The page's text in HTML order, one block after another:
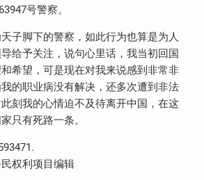
号警察。
子脚下的警察，如此行为也算是为人
给予关注，说句心里话，我当初回国
希望，可是现在对我来说感到非常非
的职业病没有解决，还多次遭到非法
刻我的心情迫不及待离开中国，在这
只有死路一条。
权利项目编辑